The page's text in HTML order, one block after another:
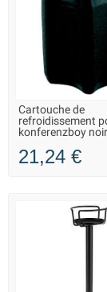
EN STOCK DANS
VOUS POUVEZ
Cartouche de
refroidissement
konferenzboy
21,24 €